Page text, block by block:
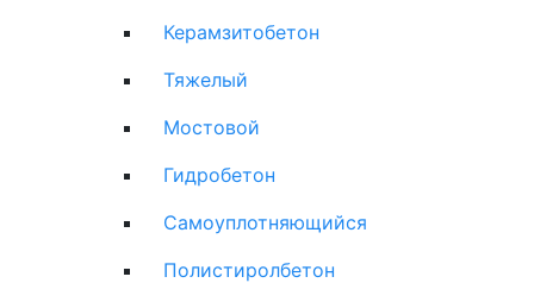
Керамзитобетон
Тяжелый
Мостовой
Гидробетон
Самоуплотняющийся
Полистиролбетон